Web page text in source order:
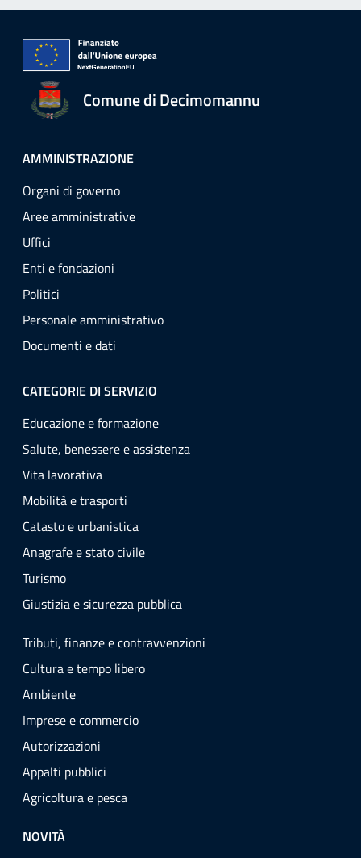
Comune di Decimomannu
AMMINISTRAZIONE
Organi di governo
Aree amministrative
Uffici
Enti e fondazioni
Politici
Personale amministrativo
Documenti e dati
CATEGORIE DI SERVIZIO
Educazione e formazione
Salute, benessere e assistenza
Vita lavorativa
Mobilità e trasporti
Catasto e urbanistica
Anagrafe e stato civile
Turismo
Giustizia e sicurezza pubblica
Tributi, finanze e contravvenzioni
Cultura e tempo libero
Ambiente
Imprese e commercio
Autorizzazioni
Appalti pubblici
Agricoltura e pesca
NOVITÀ